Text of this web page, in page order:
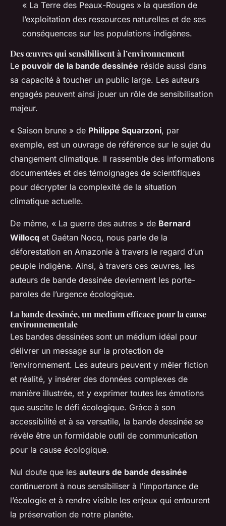
« La Terre des Peaux-Rouges » la question de
l’exploitation des ressources naturelles et de ses
conséquences sur les populations indigènes.
Des œuvres qui sensibilisent à l’environnement
Le pouvoir de la bande dessinée réside aussi dans
sa capacité à toucher un public large. Les auteurs
engagés peuvent ainsi jouer un rôle de sensibilisation
majeur.
« Saison brune » de Philippe Squarzoni, par
exemple, est un ouvrage de référence sur le sujet du
changement climatique. Il rassemble des informations
documentées et des témoignages de scientifiques
pour décrypter la complexité de la situation
climatique actuelle.
De même, « La guerre des autres » de Bernard
Willocq et Gaétan Nocq, nous parle de la
déforestation en Amazonie à travers le regard d’un
peuple indigène. Ainsi, à travers ces œuvres, les
auteurs de bande dessinée deviennent les porte-
paroles de l’urgence écologique.
La bande dessinée, un medium efficace pour la cause
environnementale
Les bandes dessinées sont un médium idéal pour
délivrer un message sur la protection de
l’environnement. Les auteurs peuvent y mêler fiction
et réalité, y insérer des données complexes de
manière illustrée, et y exprimer toutes les émotions
que suscite le défi écologique. Grâce à son
accessibilité et à sa versatile, la bande dessinée se
révèle être un formidable outil de communication
pour la cause écologique.
Nul doute que les auteurs de bande dessinée
continueront à nous sensibiliser à l’importance de
l’écologie et à rendre visible les enjeux qui entourent
la préservation de notre planète.